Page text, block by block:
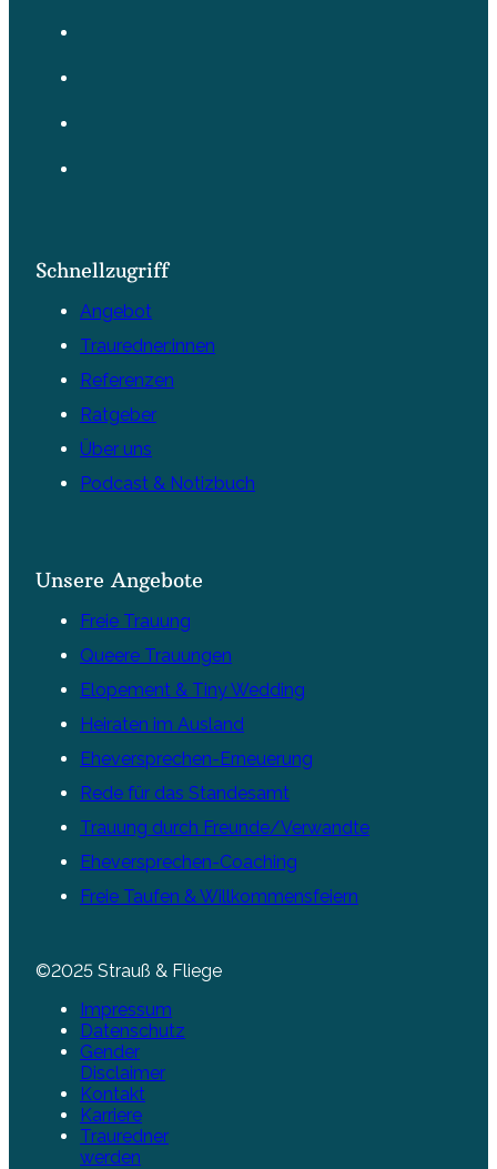
Schnellzugriff
Angebot
Trauredner:innen
Referenzen
Ratgeber
Über uns
Podcast & Notizbuch
Unsere Angebote
Freie Trauung
Queere Trauungen
Elopement & Tiny Wedding
Heiraten im Ausland
Eheversprechen-Erneuerung
Rede für das Standesamt
Trauung durch Freunde/Verwandte
Eheversprechen-Coaching
Freie Taufen & Willkommensfeiern
©2025 Strauß & Fliege
Impressum
Datenschutz
Gender
Disclaimer
Kontakt
Karriere
Trauredner
werden